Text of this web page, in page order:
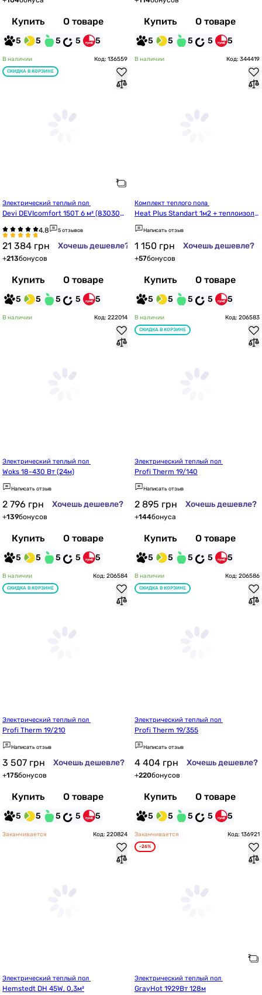
Купить О товаре
5 5 5 5 5
Купить О товаре
5 5 5 5 5
В наличии Код: 136559
СКИДКА В КОРЗИНЕ
Devi DEVIcomfort 150T 6 м² (8303057
5 отзывов
21 384 грн Хочешь дешевле?
+213бонусов
Купить О товаре
5 5 5 5 5
В наличии Код: 344419
Heat Plus Standart 1м2 + теплоизоли
рующая подложка 1м2 (E-pex, 4мм)
Написать отзыв
1 150 грн Хочешь дешевле?
+57бонусов
Купить О товаре
5 5 5 5 5
В наличии Код: 222014
Woks 18-430 Вт (24м)
Написать отзыв
2 796 грн Хочешь дешевле?
+139бонусов
Купить О товаре
5 5 5 5 5
В наличии Код: 206583
СКИДКА В КОРЗИНЕ
Profi Therm 19/140
Написать отзыв
2 895 грн Хочешь дешевле?
+144бонуса
Купить О товаре
5 5 5 5 5
В наличии Код: 206584
СКИДКА В КОРЗИНЕ
Profi Therm 19/210
Написать отзыв
3 507 грн Хочешь дешевле?
+175бонусов
Купить О товаре
5 5 5 5 5
В наличии Код: 206586
СКИДКА В КОРЗИНЕ
Profi Therm 19/355
Написать отзыв
4 404 грн Хочешь дешевле?
+220бонусов
Купить О товаре
5 5 5 5 5
Заканчивается Код: 220824
Hemstedt DH 45W, 0,3м²
Заканчивается Код: 136921
-26%
GrayHot 1929Вт 128м